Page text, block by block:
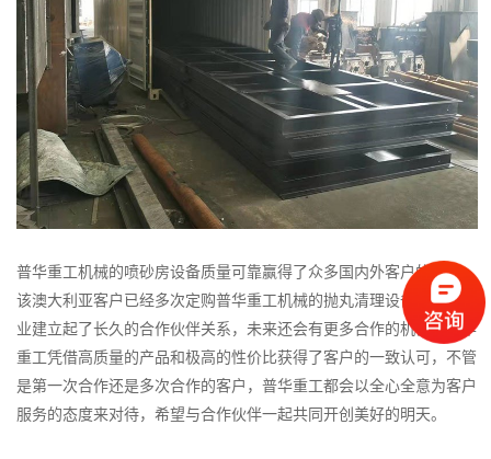
普华重工机械的喷砂房设备质量可靠赢得了众多国内外客户的新人，
该澳大利亚客户已经多次定购普华重工机械的抛丸清理设备，两家企
业建立起了长久的合作伙伴关系，未来还会有更多合作的机会。普华
重工凭借高质量的产品和极高的性价比获得了客户的一致认可，不管
是第一次合作还是多次合作的客户，普华重工都会以全心全意为客户
服务的态度来对待，希望与合作伙伴一起共同开创美好的明天。